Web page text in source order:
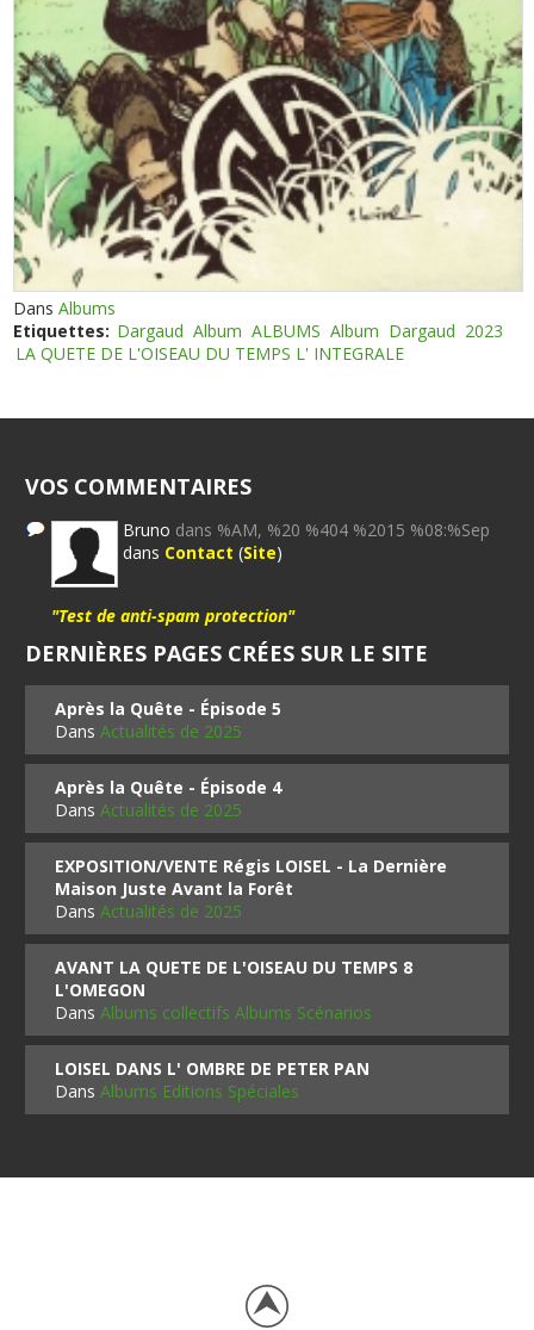
DansAlbums
Etiquettes: Dargaud Album ALBUMS Album Dargaud 2023
LA QUETE DE L'OISEAU DU TEMPS L' INTEGRALE
VOS COMMENTAIRES
Bruno dans %AM, %20 %404 %2015 %08:%Sep
dans Contact (Site)
"Test de anti-spam protection"
DERNIÈRES PAGES CRÉES SUR LE SITE
Après la Quête - Épisode 5
DansActualités de 2025
Après la Quête - Épisode 4
DansActualités de 2025
EXPOSITION/VENTE Régis LOISEL - La Dernière
Maison Juste Avant la Forêt
DansActualités de 2025
AVANT LA QUETE DE L'OISEAU DU TEMPS 8
L'OMEGON
DansAlbums collectifs Albums Scénarios
LOISEL DANS L' OMBRE DE PETER PAN
DansAlbums Editions Spéciales